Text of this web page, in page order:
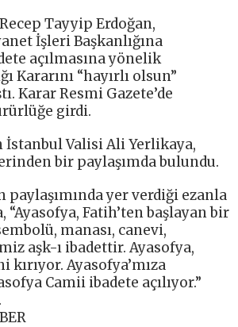
Tayyip Erdoğan,
İşleri Başkanlığına
açılmasına yönelik
Kararını “hayırlı olsun”
Karar Resmi Gazete’de
girdi.
İstanbul Valisi Ali Yerlikaya,
bir paylaşımda bulundu.
paylaşımında yer verdiği ezanla
“Ayasofya, Fatih’ten başlayan bir
manası, canevi,
aşk-ı ibadettir. Ayasofya,
Ayasofya’mıza
Camii ibadete açılıyor.”